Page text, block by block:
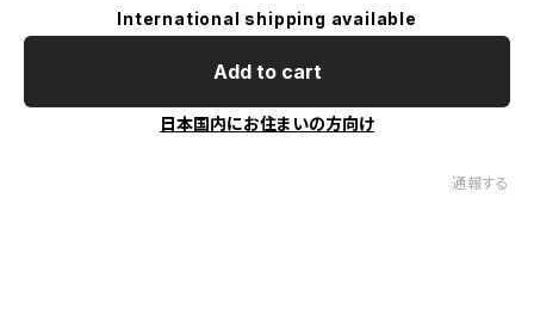
International shipping available
Add to cart
日本国内にお住まいの方向け
通報する